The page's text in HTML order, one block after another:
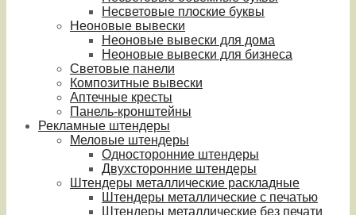
Несветовые плоские буквы
Неоновые вывески
Неоновые вывески для дома
Неоновые вывески для бизнеса
Световые панели
Композитные вывески
Аптечные кресты
Панель-кронштейны
Рекламные штендеры
Меловые штендеры
Односторонние штендеры
Двухсторонние штендеры
Штендеры металлические раскладные
Штендеры металлические с печатью
Штендеры металлические без печати